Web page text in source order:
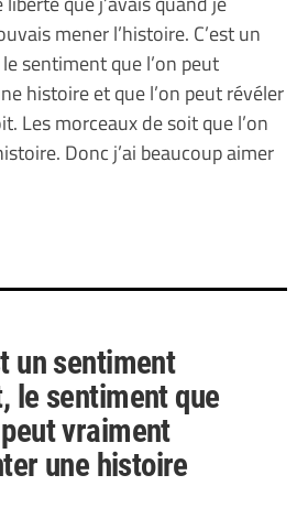
mener l’histoire. C’est un
sentiment que l’on peut
histoire et que l’on peut révéler
Les morceaux de soit que l’on
Donc j’ai beaucoup aimer
un sentiment
le sentiment que
peut vraiment
une histoire